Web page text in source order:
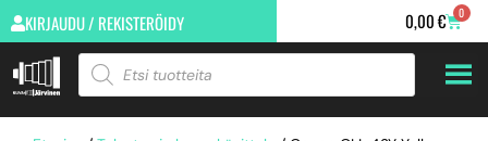
KIRJAUDU / REKISTERÖIDY 0,00€ 0